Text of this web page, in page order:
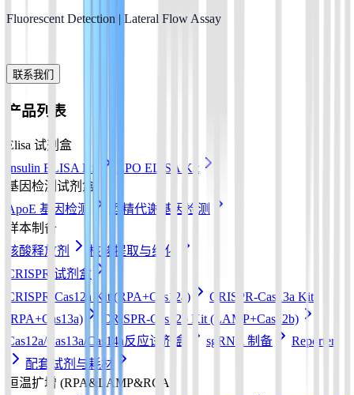
Fluorescent Detection | Lateral Flow Assay
联系我们
产品列表
Elisa 试剂盒
Insulin ELISA Kit
EPO ELISA Kit
基因检测试剂盒
ApoE 基因检测
酒精代谢基因检测
样本制备
核酸释放剂
核酸提取与纯化
CRISPR 试剂盒
CRISPR-Cas12a Kit (RPA+Cas12a)
CRISPR-Cas13a Kit
(RPA+Cas13a)
CRISPR-Cas12b Kit (LAMP+Cas12b)
Cas12a/Cas13a/Cas14a反应试剂盒
sgRNA 制备
Reporter
配套试剂与耗材
恒温扩增 (RPA&LAMP&RCA)